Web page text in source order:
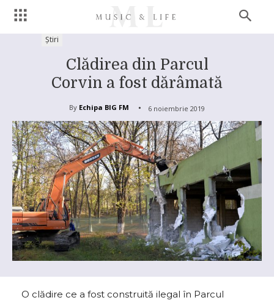
Știri
Clădirea din Parcul
Corvin a fost dărâmată
By Echipa BIG FM 6 noiembrie 2019
O clădire ce a fost construită ilegal în Parcul